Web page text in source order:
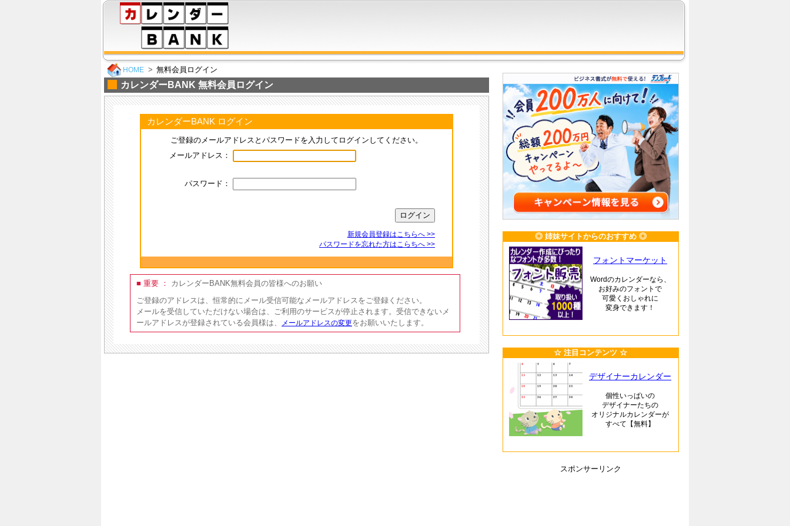
HOME 無料会員ログイン
カレンダーBANK 無料会員ログイン
カレンダーBANK ログイン
ご登録のメールアドレスとパスワードを入力してログインしてください。
メールアドレス：
パスワード：
新規会員登録はこちらへ >>
パスワードを忘れた方はこらちへ >>
■ 重要 ：
カレンダーBANK無料会員の皆様へのお願い
ご登録のアドレスは、恒常的にメール受信可能なメールアドレスをご登録ください。
メールを受信していただけない場合は、ご利用のサービスが停止されます。受信できないメ
ールアドレスが登録されている会員様は、
メールアドレスの変更をお願いいたします。
◎ 姉妹サイトからのおすすめ ◎
フォントマーケット
Wordのカレンダーなら、
お好みのフォントで
可愛くおしゃれに
変身できます！
☆ 注目コンテンツ ☆
デザイナーカレンダー
個性いっぱいの
デザイナーたちの
オリジナルカレンダーが
すべて【無料】
スポンサーリンク